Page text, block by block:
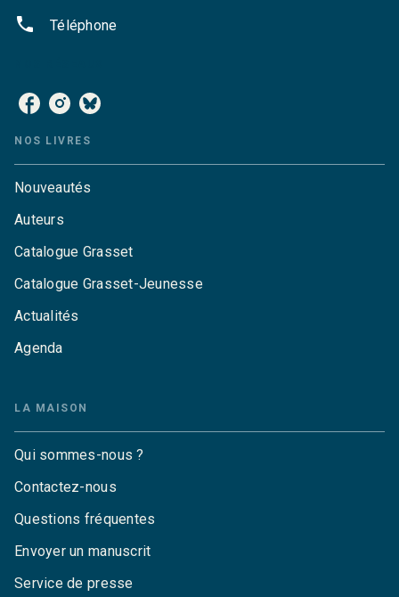
phone Téléphone
NOS LIVRES
Nouveautés
Auteurs
Catalogue Grasset
Catalogue Grasset-Jeunesse
Actualités
Agenda
LA MAISON
Qui sommes-nous ?
Contactez-nous
Questions fréquentes
Envoyer un manuscrit
Service de presse